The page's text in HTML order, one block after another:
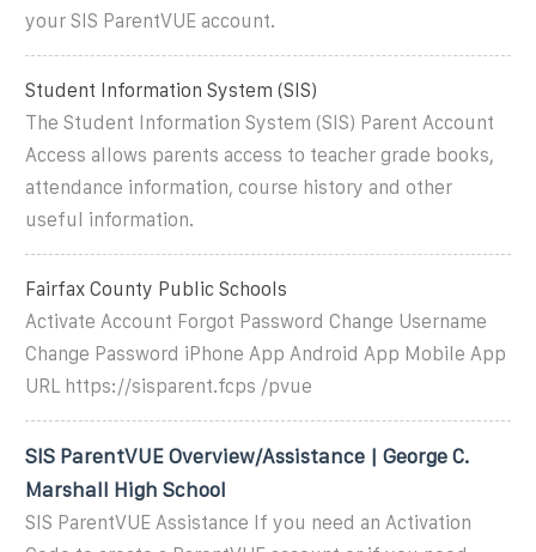
your SIS ParentVUE account.
Student Information System (SIS)
The Student Information System (SIS) Parent Account
Access allows parents access to teacher grade books,
attendance information, course history and other
useful information.
Fairfax County Public Schools
Activate Account Forgot Password Change Username
Change Password iPhone App Android App Mobile App
URL https://sisparent.fcps /pvue
SIS ParentVUE Overview/Assistance | George C.
Marshall High School
SIS ParentVUE Assistance If you need an Activation